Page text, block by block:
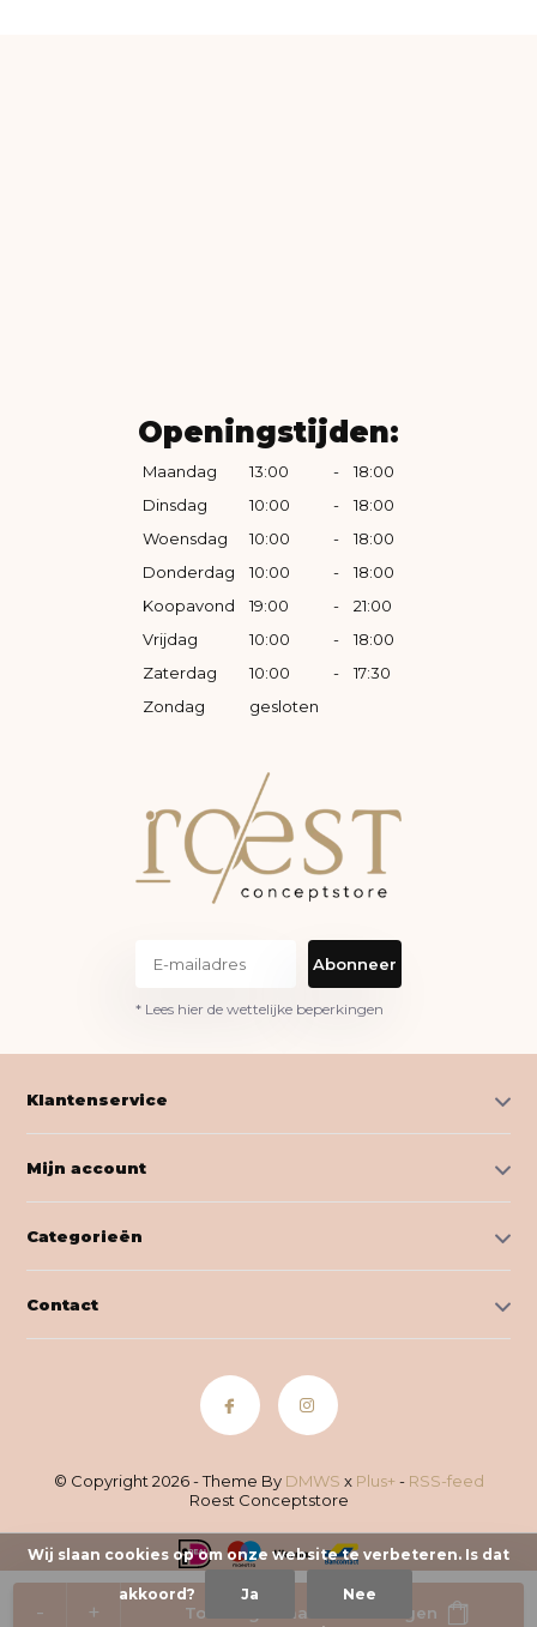
+
- Toevoegen aan winkelwagen
Openingstijden:
Maandag 13:00 -
18:00
Dinsdag
10:00 -
18:00
Woensdag
10:00 -
18:00
Donderdag
10:00 -
18:00
Koopavond
19:00 -
21:00
Vrijdag
10:00 -
18:00
Zaterdag
10:00 -
17:30
Zondag
gesloten
Abonneer
* Lees hier de wettelijke beperkingen
Klantenservice
Mijn account
Categorieën
Contact
© Copyright 2026 - Theme By DMWS x Plus+ - RSS-feed
Roest Conceptstore
Wij slaan cookies op om onze website te verbeteren. Is dat
akkoord? Ja Nee